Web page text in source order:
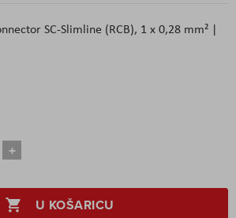
SC-Slimline (RCB), 1 x 0,28 mm² |
U KOŠARICU